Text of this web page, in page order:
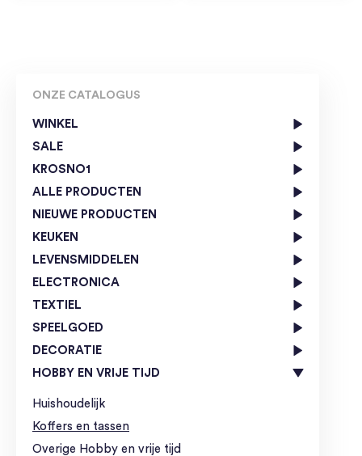
ONZE CATALOGUS
WINKEL
SALE
KROSNO1
ALLE PRODUCTEN
NIEUWE PRODUCTEN
KEUKEN
LEVENSMIDDELEN
ELECTRONICA
TEXTIEL
SPEELGOED
DECORATIE
HOBBY EN VRIJE TIJD
Huishoudelijk
Koffers en tassen
Overige Hobby en vrije tijd